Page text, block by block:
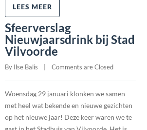
LEES MEER
Sfeerverslag
Nieuwjaarsdrink bij Stad
Vilvoorde
By Ilse Balis Comments are Closed
Woensdag 29 januari klonken we samen
met heel wat bekende en nieuwe gezichten
op het nieuwe jaar! Deze keer waren we te